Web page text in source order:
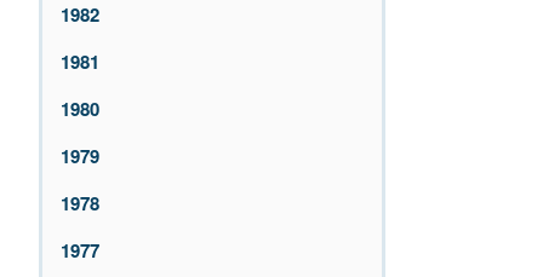
1982
1981
1980
1979
1978
1977